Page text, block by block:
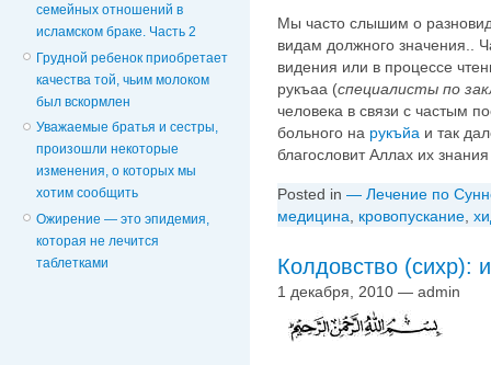
семейных отношений в
исламском браке. Часть 2
Грудной ребенок приобретает
качества той, чьим молоком
был вскормлен
Уважаемые братья и сестры,
произошли некоторые
изменения, о которых мы
хотим сообщить
Ожирение — это эпидемия,
которая не лечится
таблетками
Мы часто слышим о
видам должного значения..
видения или в процессе
рукъаа (специалисты по
человека в связи с частым
больного на рукъйа и так
благословит Аллах их
Posted in — Лечение по
медицина
кровопускание
Колдовство (сихр):
1 декабря, 2010 — admin